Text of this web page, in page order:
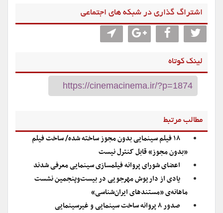
اشتراگ گذاری در شبکه های اجتماعی
لینک کوتاه
مطالب مرتبط
۱۸ فیلم سینمایی بدون مجوز ساخته شده/ ساخت فیلم
«بدون مجوز» قابل کنترل نیست
اعضای شورای پروانه فیلمسازی سینمایی معرفی شدند
یادی از داریوش مهرجویی در بیست‌وپنجمین نشست
ماهانه‌ی «مستندهای ایران‌شناسی»
صدور ۸ پروانه ساخت سینمایی و غیرسینمایی